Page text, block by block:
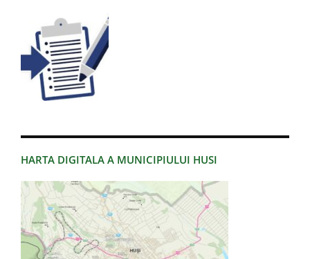
HARTA DIGITALA A MUNICIPIULUI HUSI